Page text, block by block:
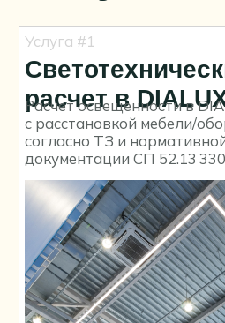
с расстановкой мебели/оборудования
согласно ТЗ и нормативной
документации СП 52.13 330.2016
ПОДРОБНЕЕ